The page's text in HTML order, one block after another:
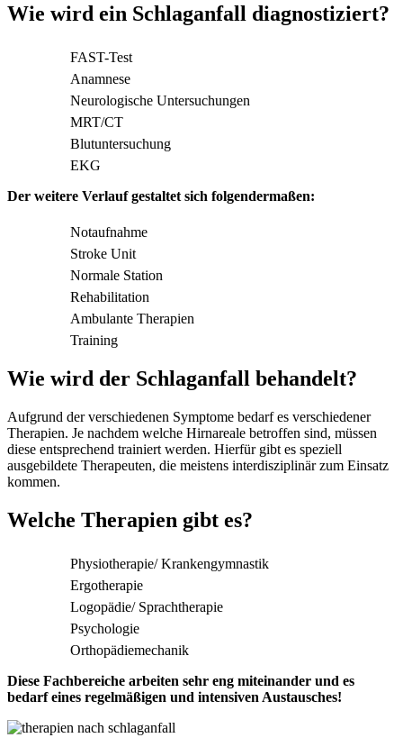
Wie wird ein Schlaganfall diagnostiziert?
FAST-Test
Anamnese
Neurologische Untersuchungen
MRT/CT
Blutuntersuchung
EKG
Der weitere Verlauf gestaltet sich folgendermaßen:
Notaufnahme
Stroke Unit
Normale Station
Rehabilitation
Ambulante Therapien
Training
Wie wird der Schlaganfall behandelt?
Aufgrund der verschiedenen Symptome bedarf es verschiedener
Therapien. Je nachdem welche Hirnareale betroffen sind, müssen
diese entsprechend trainiert werden. Hierfür gibt es speziell
ausgebildete Therapeuten, die meistens interdisziplinär zum Einsatz
kommen.
Welche Therapien gibt es?
Physiotherapie/ Krankengymnastik
Ergotherapie
Logopädie/ Sprachtherapie
Psychologie
Orthopädiemechanik
Diese Fachbereiche arbeiten sehr eng miteinander und es
bedarf eines regelmäßigen und intensiven Austausches!